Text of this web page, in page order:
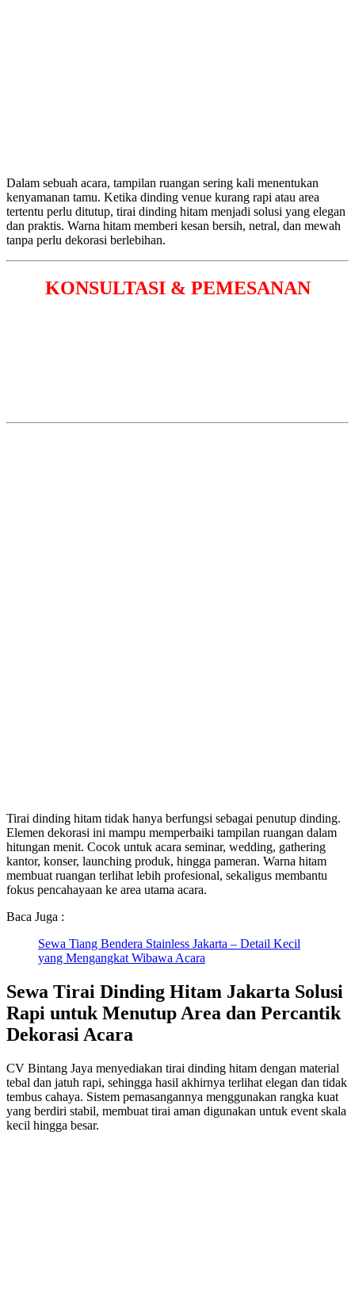
Dalam sebuah acara, tampilan ruangan sering kali menentukan
kenyamanan tamu. Ketika dinding venue kurang rapi atau area
tertentu perlu ditutup, tirai dinding hitam menjadi solusi yang elegan
dan praktis. Warna hitam memberi kesan bersih, netral, dan mewah
tanpa perlu dekorasi berlebihan.
KONSULTASI & PEMESANAN
Tirai dinding hitam tidak hanya berfungsi sebagai penutup dinding.
Elemen dekorasi ini mampu memperbaiki tampilan ruangan dalam
hitungan menit. Cocok untuk acara seminar, wedding, gathering
kantor, konser, launching produk, hingga pameran. Warna hitam
membuat ruangan terlihat lebih profesional, sekaligus membantu
fokus pencahayaan ke area utama acara.
Baca Juga :
Sewa Tiang Bendera Stainless Jakarta – Detail Kecil
yang Mengangkat Wibawa Acara
Sewa Tirai Dinding Hitam Jakarta Solusi
Rapi untuk Menutup Area dan Percantik
Dekorasi Acara
CV Bintang Jaya menyediakan tirai dinding hitam dengan material
tebal dan jatuh rapi, sehingga hasil akhirnya terlihat elegan dan tidak
tembus cahaya. Sistem pemasangannya menggunakan rangka kuat
yang berdiri stabil, membuat tirai aman digunakan untuk event skala
kecil hingga besar.